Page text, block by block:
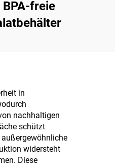
freie
in
nachhaltigen
schützt
widersteht
Diese